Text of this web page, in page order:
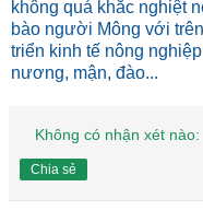
không quá khắc nghiệt
bào người Mông với
triển kinh tế nông
nương, mận, đào...
Không có nhận xét nào:
Chia sẻ